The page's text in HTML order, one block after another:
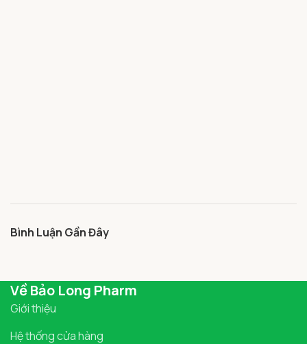
Bình Luận Gần Đây
Về Bảo Long Pharm
Giới thiệu
Hệ thống cửa hàng